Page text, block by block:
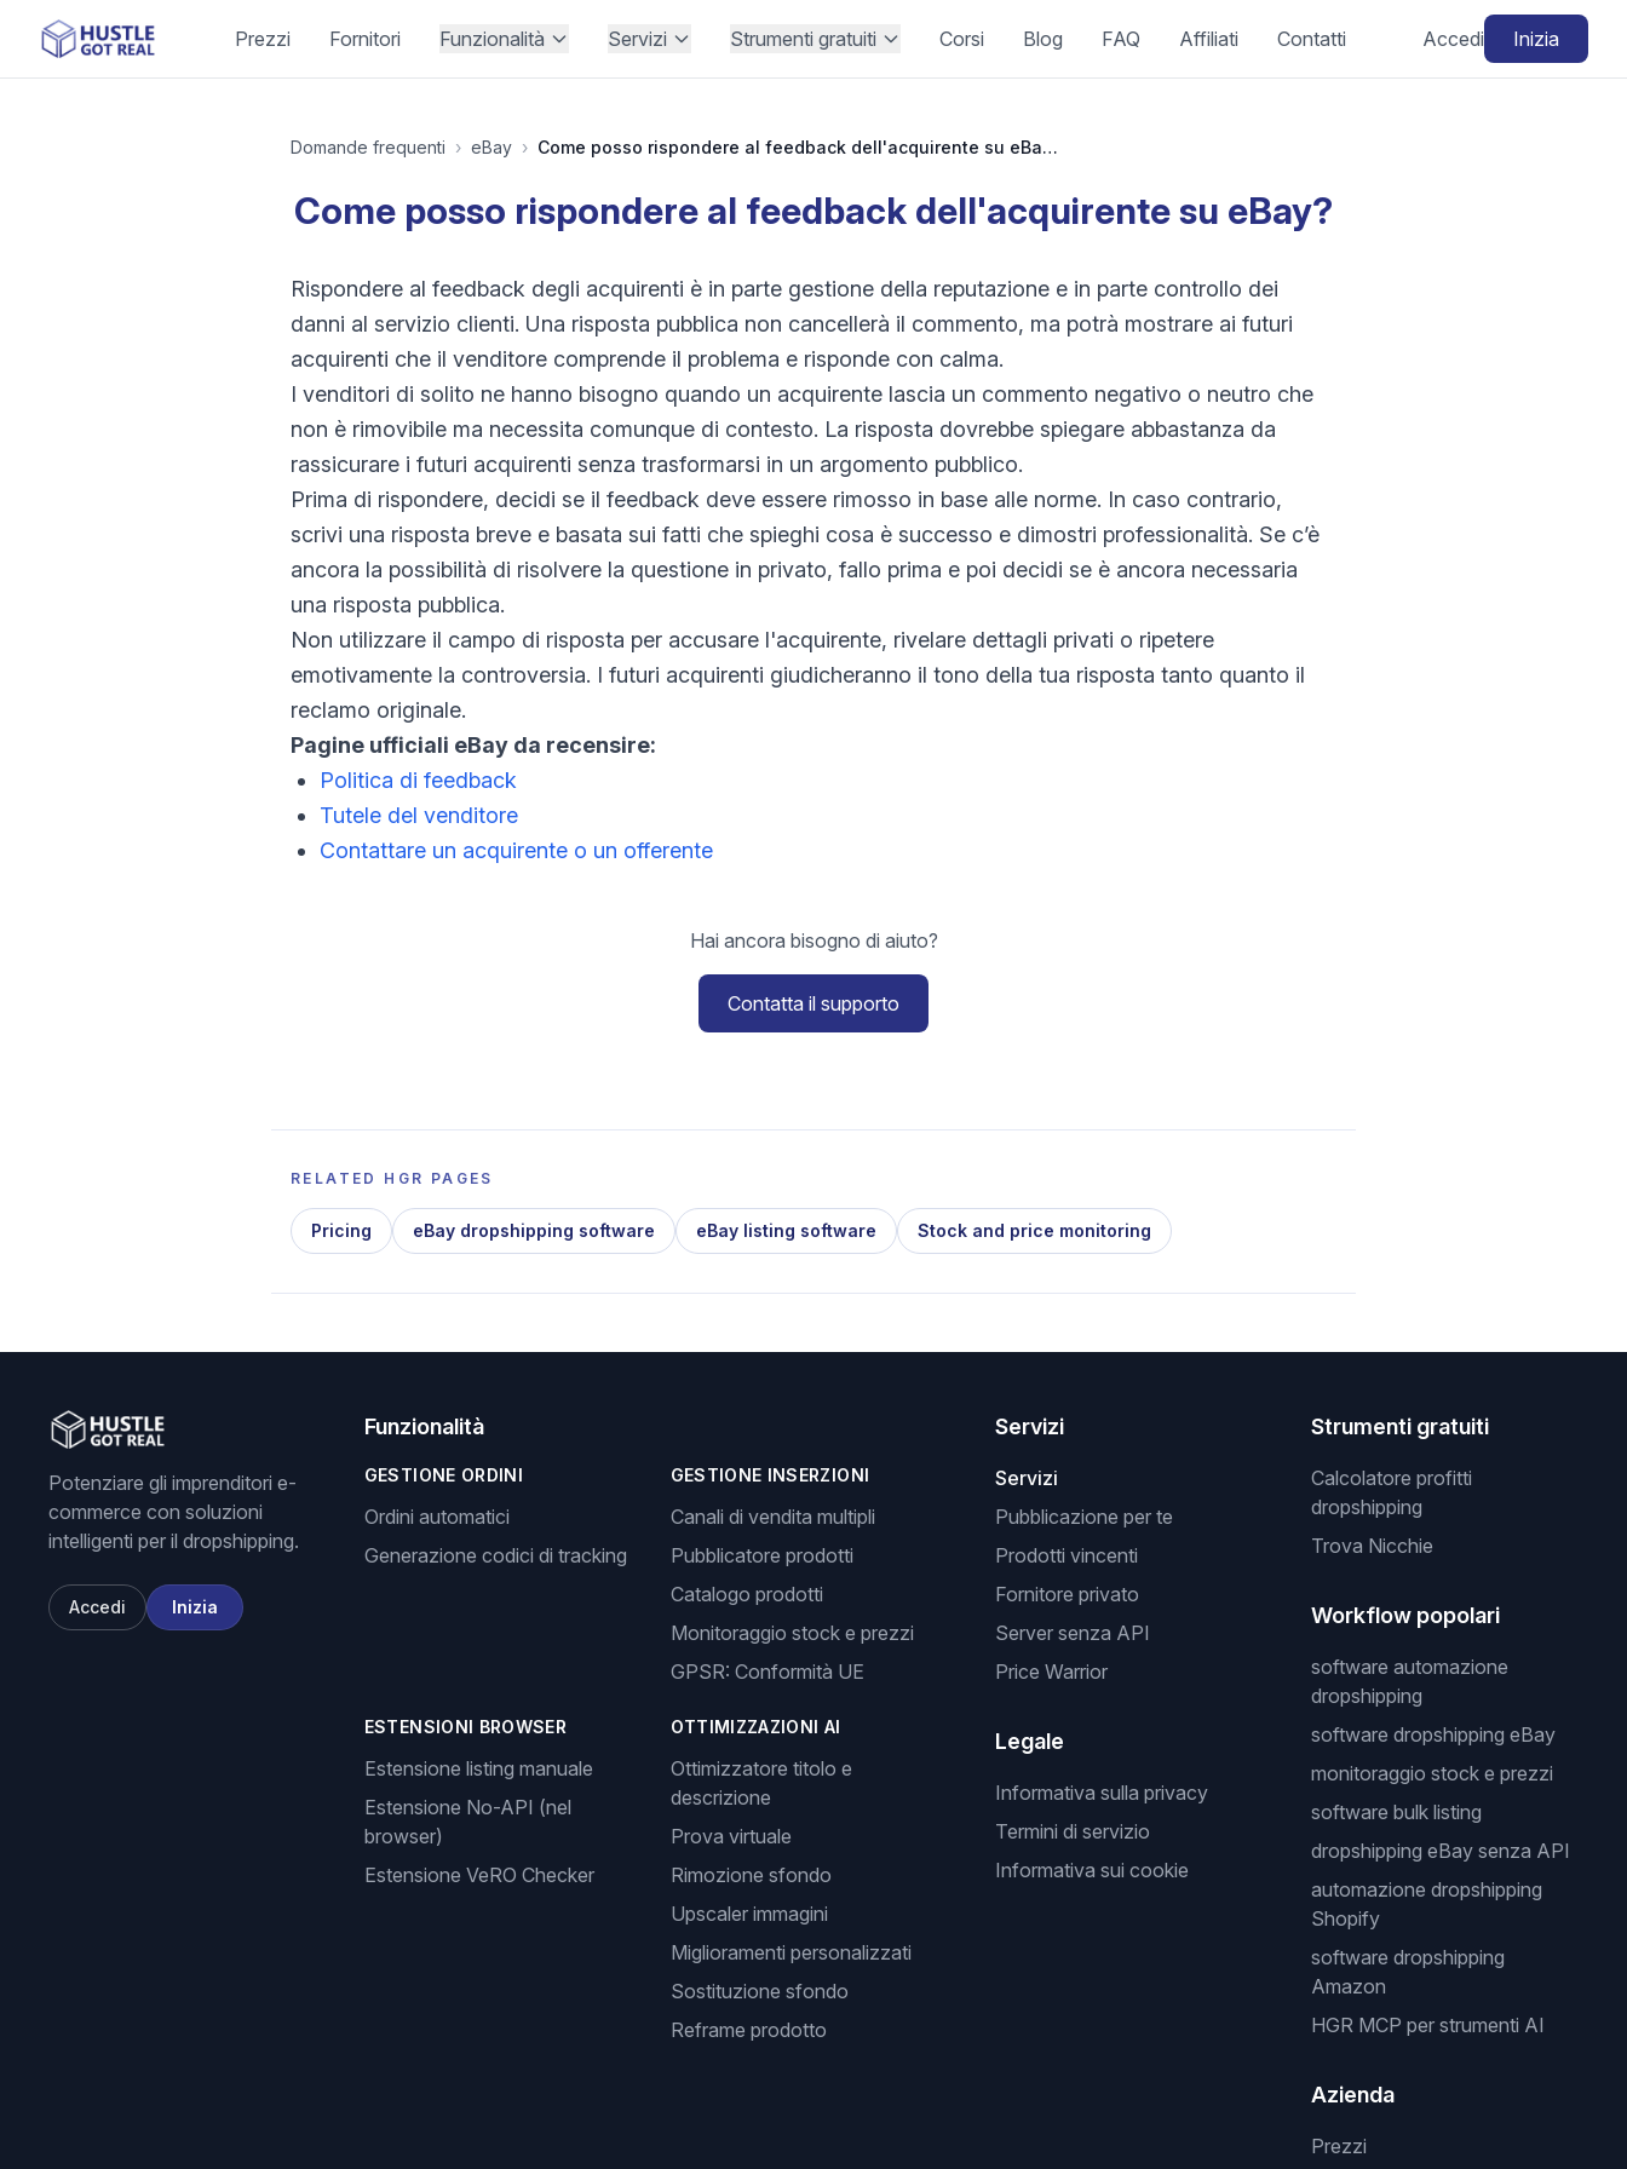
Prezzi Fornitori Funzionalità Servizi Strumenti gratuiti Corsi Blog FAQ Affiliati Contatti Accedi Inizia
Domande frequenti › eBay › Come posso rispondere al feedback dell'acquirente su eBay?
Come posso rispondere al feedback dell'acquirente su eBay?
Rispondere al feedback degli acquirenti è in parte gestione della reputazione e in parte controllo dei
danni al servizio clienti. Una risposta pubblica non cancellerà il commento, ma potrà mostrare ai futuri
acquirenti che il venditore comprende il problema e risponde con calma.
I venditori di solito ne hanno bisogno quando un acquirente lascia un commento negativo o neutro che
non è rimovibile ma necessita comunque di contesto. La risposta dovrebbe spiegare abbastanza da
rassicurare i futuri acquirenti senza trasformarsi in un argomento pubblico.
Prima di rispondere, decidi se il feedback deve essere rimosso in base alle norme. In caso contrario,
scrivi una risposta breve e basata sui fatti che spieghi cosa è successo e dimostri professionalità. Se c’è
ancora la possibilità di risolvere la questione in privato, fallo prima e poi decidi se è ancora necessaria
una risposta pubblica.
Non utilizzare il campo di risposta per accusare l'acquirente, rivelare dettagli privati ​​o ripetere
emotivamente la controversia. I futuri acquirenti giudicheranno il tono della tua risposta tanto quanto il
reclamo originale.
Pagine ufficiali eBay da recensire:
Politica di feedback
Tutele del venditore
Contattare un acquirente o un offerente
Hai ancora bisogno di aiuto?
Contatta il supporto
RELATED HGR PAGES
Pricing eBay dropshipping software eBay listing software Stock and price monitoring
Potenziare gli imprenditori e-
commerce con soluzioni
intelligenti per il dropshipping.
Accedi Inizia
Funzionalità
GESTIONE ORDINI
Ordini automatici
Generazione codici di tracking
GESTIONE INSERZIONI
Canali di vendita multipli
Pubblicatore prodotti
Catalogo prodotti
Monitoraggio stock e prezzi
GPSR: Conformità UE
ESTENSIONI BROWSER
Estensione listing manuale
Estensione No-API (nel
browser)
Estensione VeRO Checker
OTTIMIZZAZIONI AI
Ottimizzatore titolo e
descrizione
Prova virtuale
Rimozione sfondo
Upscaler immagini
Miglioramenti personalizzati
Sostituzione sfondo
Reframe prodotto
Servizi
Servizi
Pubblicazione per te
Prodotti vincenti
Fornitore privato
Server senza API
Price Warrior
Legale
Informativa sulla privacy
Termini di servizio
Informativa sui cookie
Strumenti gratuiti
Calcolatore profitti
dropshipping
Trova Nicchie
Workflow popolari
software automazione
dropshipping
software dropshipping eBay
monitoraggio stock e prezzi
software bulk listing
dropshipping eBay senza API
automazione dropshipping
Shopify
software dropshipping
Amazon
HGR MCP per strumenti AI
Azienda
Prezzi